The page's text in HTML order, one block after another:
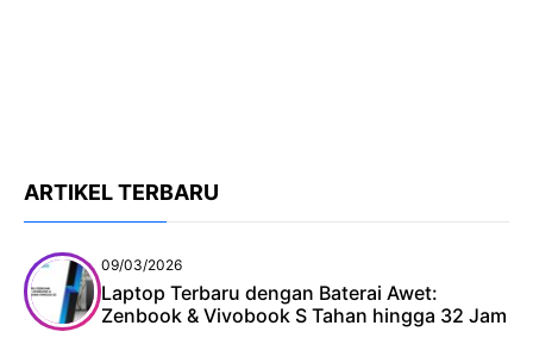
ARTIKEL TERBARU
09/03/2026
Laptop Terbaru dengan Baterai Awet:
Zenbook & Vivobook S Tahan hingga 32 Jam